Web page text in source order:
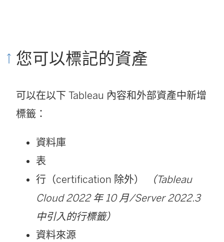
您可以標記的資產
可以在以下 Tableau 內容和外部資產中新增
標籤：
資料庫
表
行（certification 除外）
（Tableau
Cloud 2022 年 10 月/Server 2022.3
中引入的行標籤）
資料來源